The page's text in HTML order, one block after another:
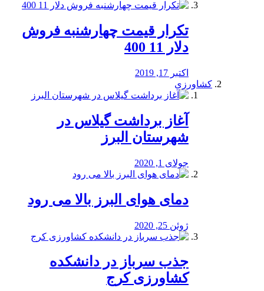
تکرار قیمت چهارشنبه فروش
دلار 11 400
اکتبر 17, 2019
کشاورزی
آغاز برداشت گیلاس در
شهرستان البرز
جولای 1, 2020
دمای هوای البرز بالا می رود
ژوئن 25, 2020
جذب سرباز در دانشکده
کشاورزی کرج